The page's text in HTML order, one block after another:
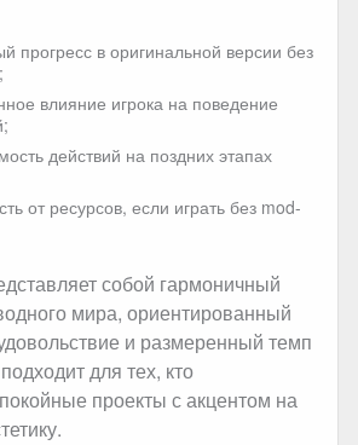
прогресс в оригинальной версии без
влияние игрока на поведение
действий на поздних этапах
от ресурсов, если играть без mod-
собой гармоничный
мира, ориентированный
и размеренный темп
для тех, кто
проекты с акцентом на